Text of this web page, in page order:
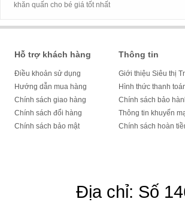
khăn quấn cho bé giá tốt nhất
Hỗ trợ khách hàng
Điều khoản sử dụng
Hướng dẫn mua hàng
Chính sách giao hàng
Chính sách đổi hàng
Chính sách bảo mật
Thông tin
Giới thiệu Siêu thị
Hình thức thanh
Chính sách bảo
Thông tin khuyến
Chính sách hoàn
Địa chỉ: Số